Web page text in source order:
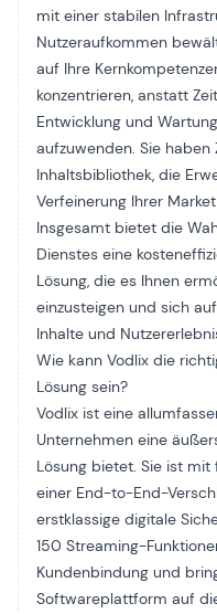
mit einer stabilen
Nutzeraufkommen
auf Ihre
konzentrieren, anstatt
Entwicklung und
aufzuwenden. Sie
Inhaltsbibliothek, die
Verfeinerung Ihrer
Insgesamt bietet die
Dienstes eine
Lösung, die es Ihnen
einzusteigen und sich
Inhalte und
Wie kann Vodlix die
Lösung sein?
Vodlix ist eine
Unternehmen eine
Lösung bietet. Sie ist
einer End-to-End-
erstklassige digitale
150 Streaming-
Kundenbindung und
Softwareplattform auf